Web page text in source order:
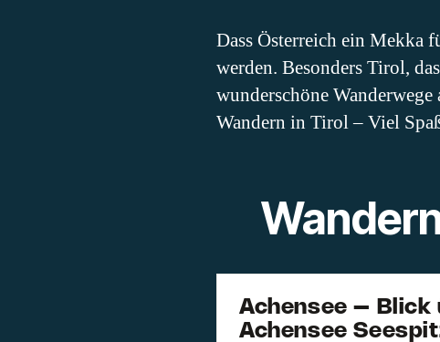
Dass Österreich ein Mekka
werden. Besonders Tirol,
wunderschöne
Wandern in Tirol – Viel